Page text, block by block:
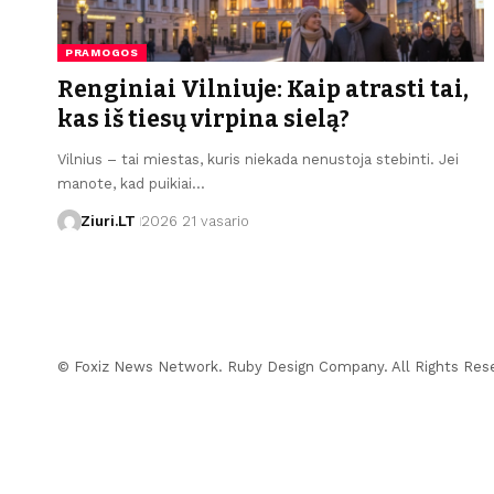
PRAMOGOS
Renginiai Vilniuje: Kaip atrasti tai,
kas iš tiesų virpina sielą?
Vilnius – tai miestas, kuris niekada nenustoja stebinti. Jei
manote, kad puikiai…
Ziuri.LT 2026 21 vasario
© Foxiz News Network. Ruby Design Company. All Rights